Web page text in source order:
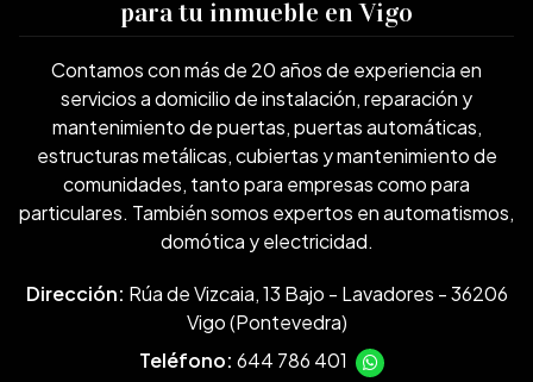
para tu inmueble en Vigo
Contamos con más de 20 años de experiencia en
servicios a domicilio de instalación, reparación y
mantenimiento de puertas, puertas automáticas,
estructuras metálicas, cubiertas y mantenimiento de
comunidades, tanto para empresas como para
particulares. También somos expertos en automatismos,
domótica y electricidad.
Dirección: Rúa de Vizcaia, 13 Bajo - Lavadores - 36206
Vigo (Pontevedra)
Teléfono: 644 786 401